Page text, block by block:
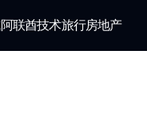
阿联酋技术旅行房地产